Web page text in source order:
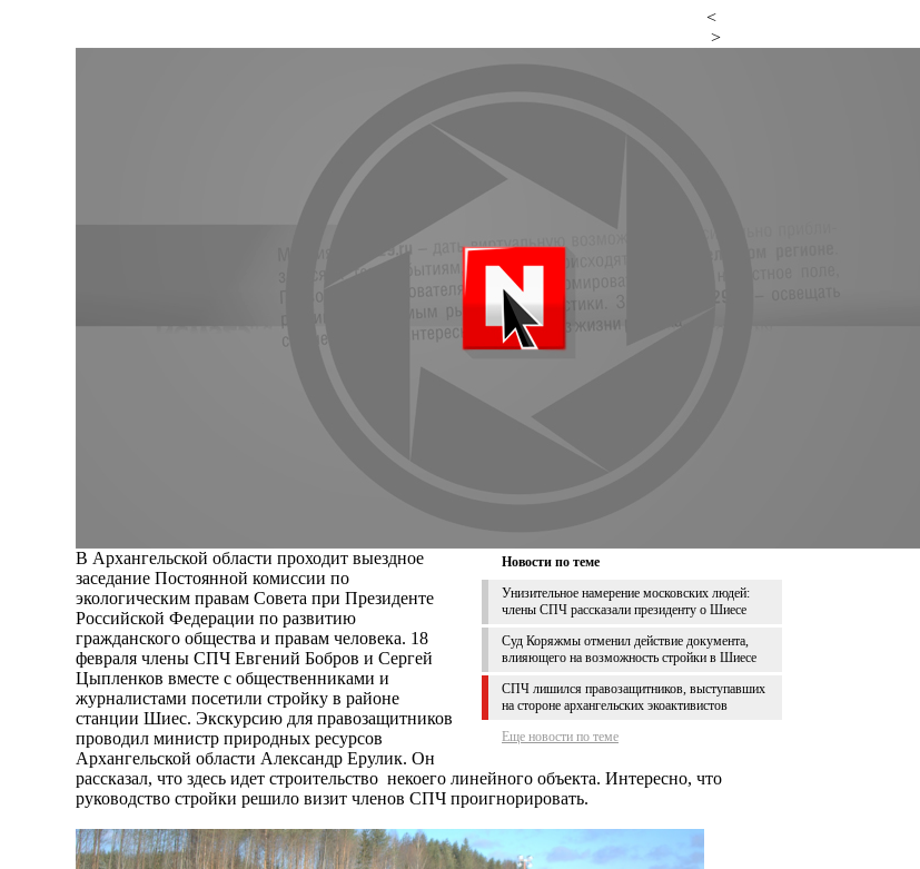
<
>
Новости по теме
Унизительное намерение московских людей:
члены СПЧ рассказали президенту о Шиесе
Суд Коряжмы отменил действие документа,
влияющего на возможность стройки в Шиесе
СПЧ лишился правозащитников, выступавших
на стороне архангельских экоактивистов
Еще новости по теме
В Архангельской области проходит выездное
заседание Постоянной комиссии по
экологическим правам Совета при Президенте
Российской Федерации по развитию
гражданского общества и правам человека. 18
февраля члены СПЧ Евгений Бобров и Сергей
Цыпленков вместе с общественниками и
журналистами посетили стройку в районе
станции Шиес. Экскурсию для правозащитников
проводил министр природных ресурсов
Архангельской области Александр Ерулик. Он
рассказал, что здесь идет строительство некоего линейного объекта. Интересно, что
руководство стройки решило визит членов СПЧ проигнорировать.